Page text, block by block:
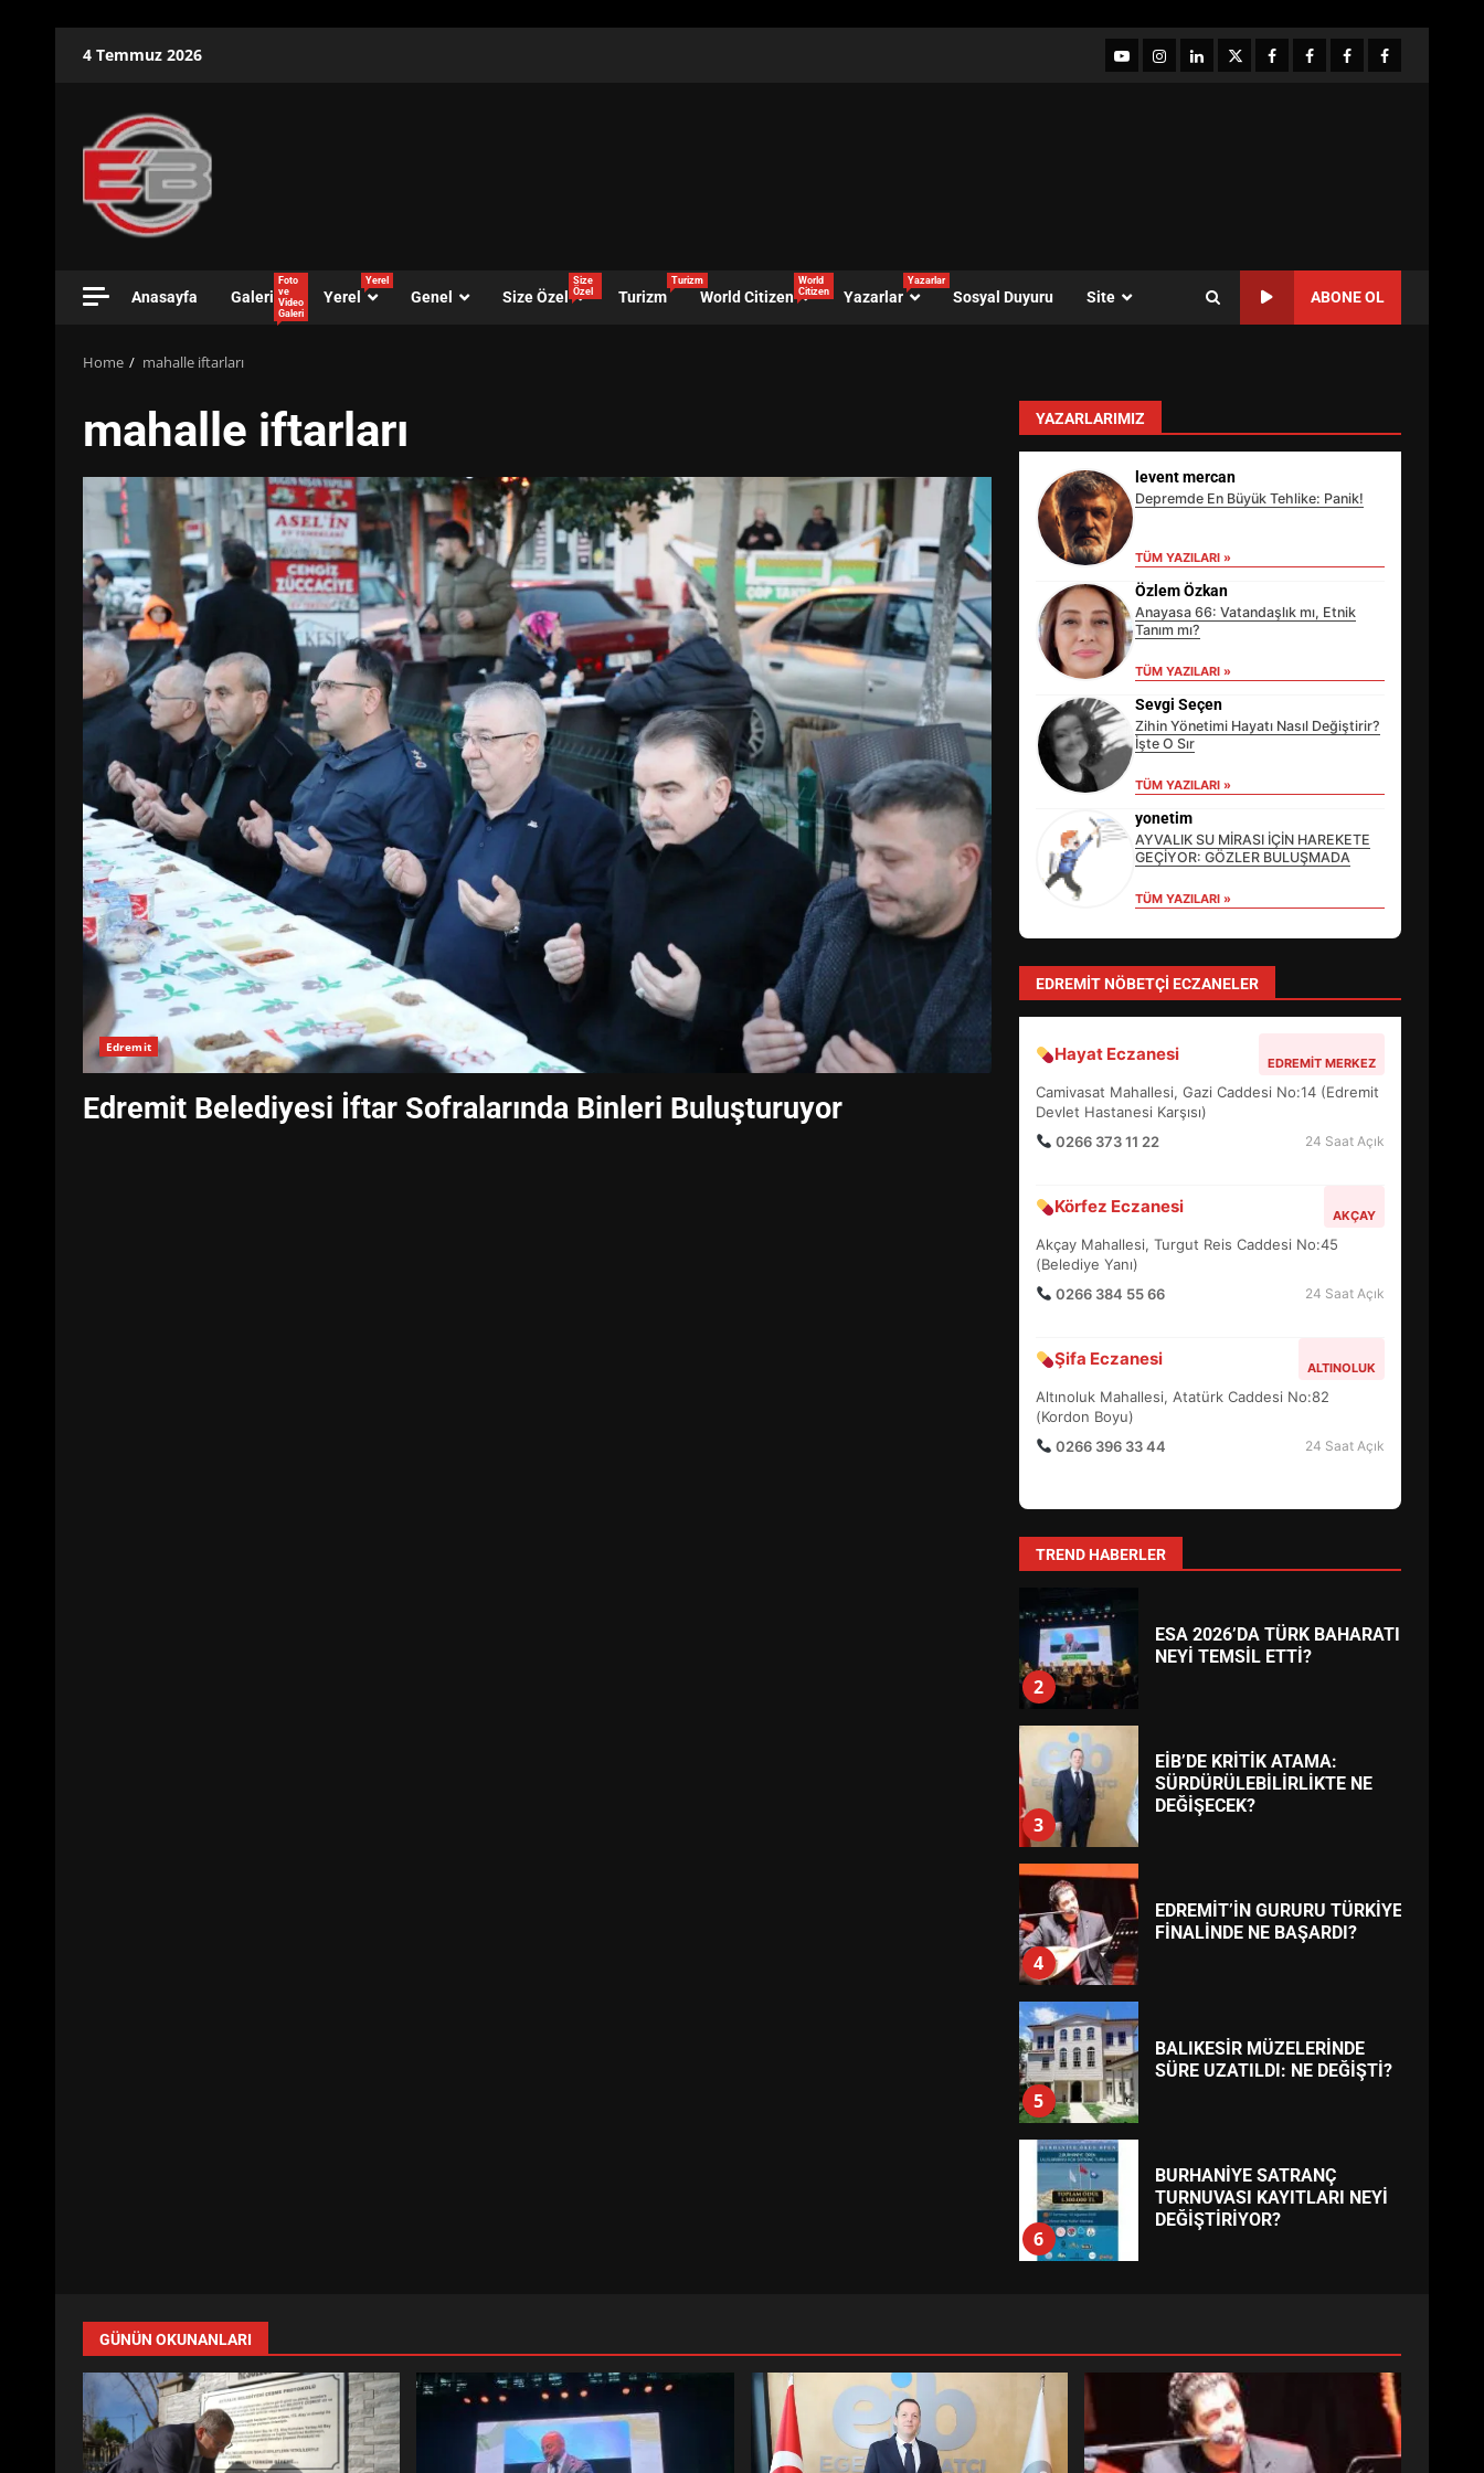
4 Temmuz 2026 YouTubeInstagram
LinkedIntwitterfacebook-Facebook-
Facebook-Facebook-
Anasayfa Galeri
Foto
ve
Video
Galeri
Yerel
Yerel
Genel Size Özel
Size
Özel
Turizm
Turizm
World Citizen
World
Citizen
Yazarlar
Yazarlar
Sosyal Duyuru Site ABONE OL
Home mahalle iftarları
mahalle iftarları
Edremit
Edremit Belediyesi İftar Sofralarında Binleri Buluşturuyor
YAZARLARIMIZ
levent mercan
Depremde En Büyük Tehlike: Panik!
TÜM YAZILARI »
Özlem Özkan
Anayasa 66: Vatandaşlık mı, Etnik
Tanım mı?
TÜM YAZILARI »
Sevgi Seçen
Zihin Yönetimi Hayatı Nasıl Değiştirir?
İşte O Sır
TÜM YAZILARI »
yonetim
AYVALIK SU MİRASI İÇİN HAREKETE
GEÇİYOR: GÖZLER BULUŞMADA
TÜM YAZILARI »
EDREMIT NÖBETÇI ECZANELER
Hayat Eczanesi EDREMIT MERKEZ
Camivasat Mahallesi, Gazi Caddesi No:14 (Edremit
Devlet Hastanesi Karşısı)
0266 373 11 22
24 Saat Açık
Körfez Eczanesi AKÇAY
Akçay Mahallesi, Turgut Reis Caddesi No:45
(Belediye Yanı)
0266 384 55 66
24 Saat Açık
Şifa Eczanesi ALTINOLUK
Altınoluk Mahallesi, Atatürk Caddesi No:82
(Kordon Boyu)
0266 396 33 44
24 Saat Açık
TREND HABERLER
EİB’DE KRİTİK ATAMA:
SÜRDÜRÜLEBİLİRLİKTE NE
DEĞİŞECEK?
4
EDREMİT’İN GURURU TÜRKİYE
FİNALİNDE NE BAŞARDI?
5
BALIKESİR MÜZELERİNDE
SÜRE UZATILDI: NE DEĞİŞTİ?
6
BURHANİYE SATRANÇ
DEĞİŞTİRİYOR?
7
BURHANİYE
BELEDİYESPOR’DA YENİ
YÖNETİM NASIL ŞEKİLLENDİ?
1
HAREKETE GEÇİYOR: GÖZLER
2
ESA 2026’DA TÜRK BAHARATI
NEYİ TEMSİL ETTİ?
3
EİB’DE KRİTİK ATAMA:
SÜRDÜRÜLEBİLİRLİKTE NE
DEĞİŞECEK?
4
EDREMİT’İN GURURU TÜRKİYE
FİNALİNDE NE BAŞARDI?
5
BALIKESİR MÜZELERİNDE
SÜRE UZATILDI: NE DEĞİŞTİ?
6
BURHANİYE SATRANÇ
TURNUVASI KAYITLARI NEYİ
DEĞİŞTİRİYOR?
7
YÖNETİM NASIL ŞEKİLLENDİ?
AYVALIK SU MİRASI İÇİN
GÜNÜN OKUNANLARI